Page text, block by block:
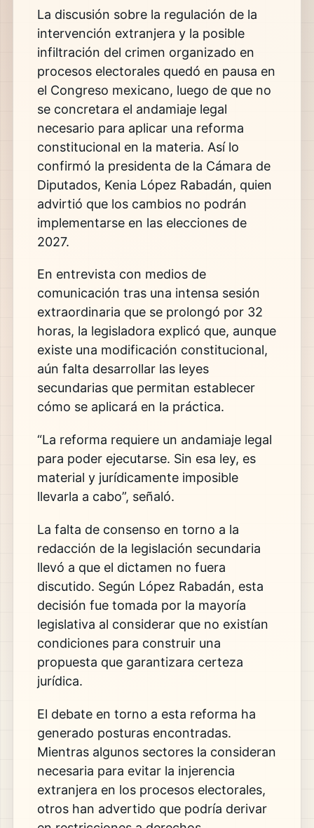
La discusión sobre la regulación de la
intervención extranjera y la posible
infiltración del crimen organizado en
procesos electorales quedó en pausa en
el Congreso mexicano, luego de que no
se concretara el andamiaje legal
necesario para aplicar una reforma
constitucional en la materia. Así lo
confirmó la presidenta de la Cámara de
Diputados, Kenia López Rabadán, quien
advirtió que los cambios no podrán
implementarse en las elecciones de
2027.
En entrevista con medios de
comunicación tras una intensa sesión
extraordinaria que se prolongó por 32
horas, la legisladora explicó que, aunque
existe una modificación constitucional,
aún falta desarrollar las leyes
secundarias que permitan establecer
cómo se aplicará en la práctica.
“La reforma requiere un andamiaje legal
para poder ejecutarse. Sin esa ley, es
material y jurídicamente imposible
llevarla a cabo”, señaló.
La falta de consenso en torno a la
redacción de la legislación secundaria
llevó a que el dictamen no fuera
discutido. Según López Rabadán, esta
decisión fue tomada por la mayoría
legislativa al considerar que no existían
condiciones para construir una
propuesta que garantizara certeza
jurídica.
El debate en torno a esta reforma ha
generado posturas encontradas.
Mientras algunos sectores la consideran
necesaria para evitar la injerencia
extranjera en los procesos electorales,
otros han advertido que podría derivar